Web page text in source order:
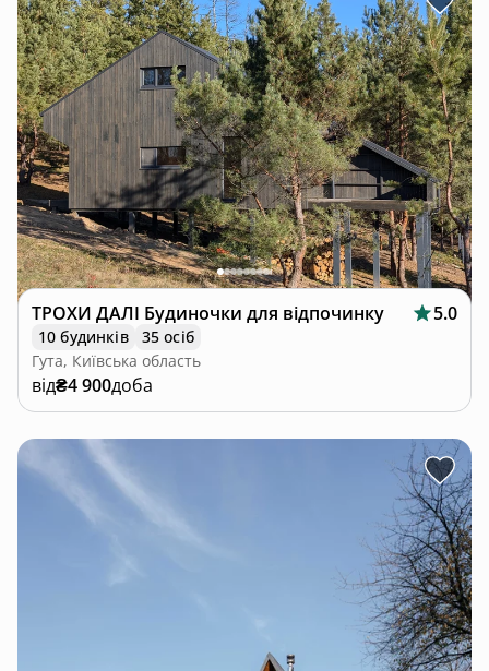
ТРОХИ ДАЛІ Будиночки для відпочинку 5.0
10 будинків
35 осіб
Гута, Київська область
від₴4 900доба